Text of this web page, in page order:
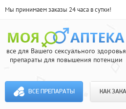
Мы принимаем заказы 24 часа в сутки!
все для Вашего сексуального здоровья
препараты для повышения потенции
ВСЕ ПРЕПАРАТЫ КАК